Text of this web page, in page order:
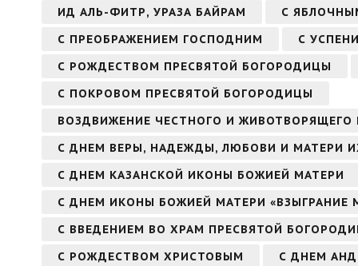
ИД АЛЬ-ФИТР, УРАЗА БАЙРАМ
С
С ПРЕОБРАЖЕНИЕМ ГОСПОДНИМ
С
С РОЖДЕСТВОМ ПРЕСВЯТОЙ БОГОРОДИЦЫ
С ПОКРОВОМ ПРЕСВЯТОЙ БОГОРОДИЦЫ
ВОЗДВИЖЕНИЕ ЧЕСТНОГО И ЖИВОТВОРЯЩЕГО
С ДНЕМ ВЕРЫ, НАДЕЖДЫ, ЛЮБОВИ И МАТЕРИ
С ДНЕМ КАЗАНСКОЙ ИКОНЫ БОЖИЕЙ МАТЕРИ
С ДНЕМ ИКОНЫ БОЖИЕЙ МАТЕРИ «ВЗЫГРАНИЕ
С ВВЕДЕНИЕМ ВО ХРАМ ПРЕСВЯТОЙ
С РОЖДЕСТВОМ ХРИСТОВЫМ
С ДНЕМ